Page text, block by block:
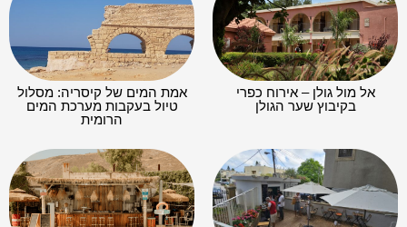
אל מול גולן – אירוח כפרי
בקיבוץ שער הגולן
אמת המים של קיסריה: מסלול
טיול בעקבות מערכת המים
הרומית